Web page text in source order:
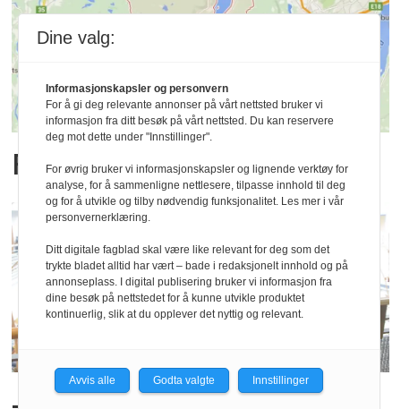
Frykter for fremtiden
Dine valg:
Informasjonskapsler og personvern
For å gi deg relevante annonser på vårt nettsted bruker vi
informasjon fra ditt besøk på vårt nettsted. Du kan reservere
deg mot dette under "Innstillinger".
For øvrig bruker vi informasjonskapsler og lignende verktøy for
analyse, for å sammenligne nettlesere, tilpasse innhold til deg
og for å utvikle og tilby nødvendig funksjonalitet. Les mer i vår
personvernerklæring.
Ditt digitale fagblad skal være like relevant for deg som det
trykte bladet alltid har vært – bade i redaksjonelt innhold og på
annonseplass. I digital publisering bruker vi informasjon fra
dine besøk på nettstedet for å kunne utvikle produktet
kontinuerlig, slik at du opplever det nyttig og relevant.
Avvis alle Godta valgte Innstillinger